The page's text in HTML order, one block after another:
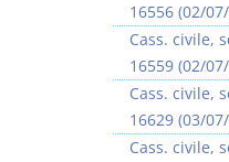
16556 (02/
Cass. civile,
16559 (02/
Cass. civile,
16629 (03/
Cass. civile,